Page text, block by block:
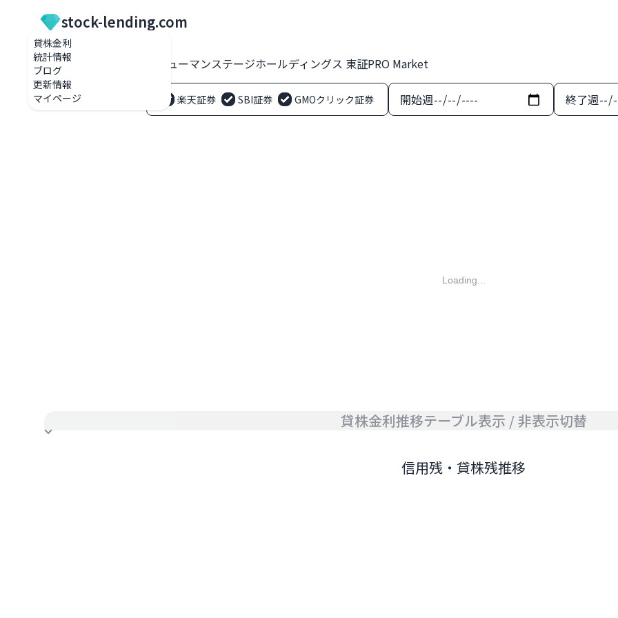
貸株金利
統計情報
ブログ
更新情報
マイページ
stock-lending.com
貸株金利一覧 321A ヒューマンステージホールディングス 東証PRO Market
楽天証券 SBI証券 GMOクリック証券 開始週 終了週
Loading...
貸株金利推移テーブル表示 / 非表示切替
信用残・貸株残推移